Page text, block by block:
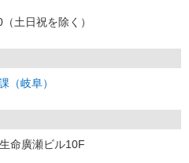
土日祝を除く）
（岐阜）
命廣瀬ビル10F